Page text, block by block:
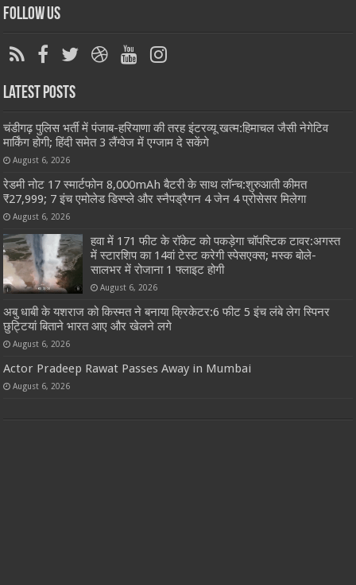
Follow Us
Latest Posts
चंडीगढ़ पुलिस भर्ती में पंजाब-हरियाणा की तरह इंटरव्यू खत्म:हिमाचल जैसी नेगेटिव
मार्किंग होगी; हिंदी समेत 3 लैंग्वेज में एग्जाम दे सकेंगे
August 6, 2026
रेडमी नोट 17 स्मार्टफोन 8,000mAh बैटरी के साथ लॉन्च:शुरुआती कीमत
₹27,999; 7 इंच एमोलेड डिस्प्ले और स्नैपड्रैगन 4 जेन 4 प्रोसेसर मिलेगा
August 6, 2026
हवा में 171 फीट के रॉकेट को पकड़ेगा चॉपस्टिक टावर:अगस्त
में स्टारशिप का 14वां टेस्ट करेगी स्पेसएक्स; मस्क बोले-
सालभर में रोजाना 1 फ्लाइट होगी
August 6, 2026
अबु धाबी के यशराज को किस्मत ने बनाया क्रिकेटर:6 फीट 5 इंच लंबे लेग स्पिनर
छुट्टियां बिताने भारत आए और खेलने लगे
August 6, 2026
Actor Pradeep Rawat Passes Away in Mumbai
August 6, 2026